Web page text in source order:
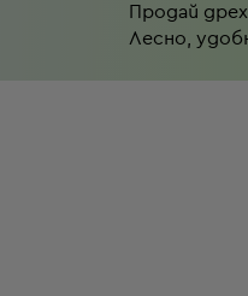
Продай
Лесно,